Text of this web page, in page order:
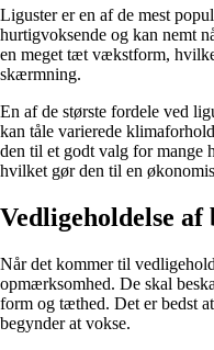
Liguster er en af de mest
hurtigvoksende og kan nemt
en meget tæt vækstform,
skærmning.
En af de største fordele ved
kan tåle varierede
den til et godt valg for mange
hvilket gør den til en
Vedligeholdelse
Når det kommer til
opmærksomhed. De skal
form og tæthed. Det er bedst
begynder at vokse.